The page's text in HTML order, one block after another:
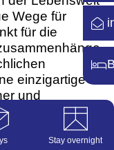
Wege für
für die
einzigartige
und
und im
Organe
Stay overnight